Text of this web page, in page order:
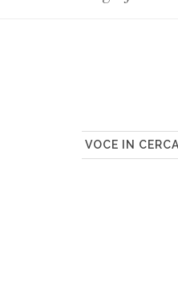
VOCE IN